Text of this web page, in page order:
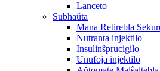
Lanceto
Subhaŭta
Mana Retirebla
Nutranta injektilo
Insulinŝprucigilo
Unufoja injektilo